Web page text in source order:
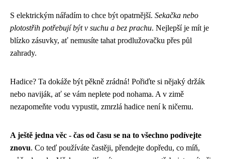
S elektrickým nářadím to chce být opatrnější. Sekačka nebo
plotostřih potřebují být v suchu a bez prachu. Nejlepší je mít je
blízko zásuvky, ať nemusíte tahat prodlužovačku přes půl
zahrady.
Hadice? Ta dokáže být pěkně zrádná! Pořiďte si nějaký držák
nebo naviják, ať se vám neplete pod nohama. A v zimě
nezapomeňte vodu vypustit, zmrzlá hadice není k ničemu.
A ještě jedna věc - čas od času se na to všechno podívejte
znovu. Co teď používáte častěji, přendejte dopředu, co míň,